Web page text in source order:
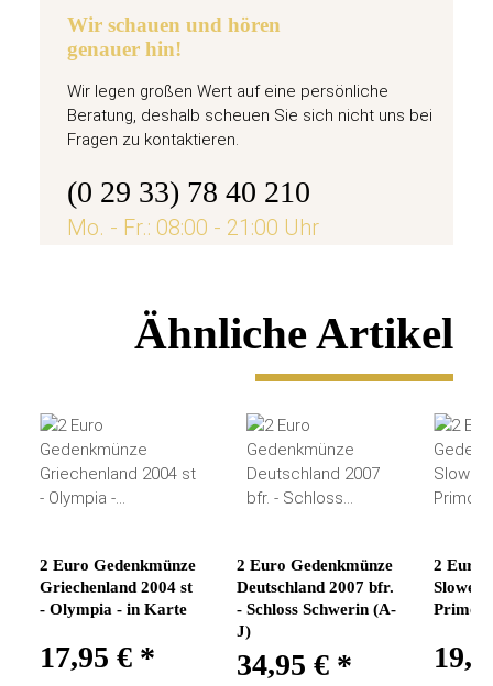
Wir schauen und hören
genauer hin!
Wir legen großen Wert auf eine persönliche
Beratung, deshalb scheuen Sie sich nicht uns bei
Fragen zu kontaktieren.
(0 29 33) 78 40 210
Mo. - Fr.: 08:00 - 21:00 Uhr
Ähnliche Artikel
2 Euro Gedenkmünze
Griechenland 2004 st
- Olympia - in Karte
17,95 € *
2 Euro Gedenkmünze
Deutschland 2007 bfr.
- Schloss Schwerin (A-
J)
34,95 € *
2 Euro
Primoz